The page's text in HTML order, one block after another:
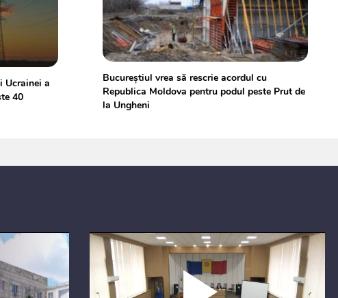
Ucrainei a
40
Bucureștiul vrea să rescrie acordul cu
Republica Moldova pentru podul peste Prut de
la Ungheni